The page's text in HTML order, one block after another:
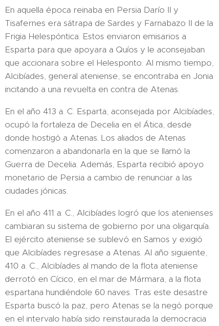
En aquella época reinaba en Persia Darío II y
Tisafernes era sátrapa de Sardes y Farnabazo II de la
Frigia Helespóntica. Estos enviaron emisarios a
Esparta para que apoyara a Quíos y le aconsejaban
que accionara sobre el Helesponto. Al mismo tiempo,
Alcibíades, general ateniense, se encontraba en Jonia
incitando a una revuelta en contra de Atenas.
En el año 413 a. C. Esparta, aconsejada por Alcibíades,
ocupó la fortaleza de Decelia en el Ática, desde
donde hostigó a Atenas. Los aliados de Atenas
comenzaron a abandonarla en la que se llamó la
Guerra de Decelia. Además, Esparta recibió apoyo
monetario de Persia a cambio de renunciar a las
ciudades jónicas.
En el año 411 a. C., Alcibíades logró que los atenienses
cambiaran su sistema de gobierno por una oligarquía.
El ejército ateniense se sublevó en Samos y exigió
que Alcibíades regresase a Atenas. Al año siguiente,
410 a. C., Alcibíades al mando de la flota ateniense
derrotó en Cícico, en el mar de Mármara, a la flota
espartana hundiéndole 60 naves. Tras este desastre
Esparta buscó la paz, pero Atenas se la negó porque
en el intervalo había sido reinstaurada la democracia